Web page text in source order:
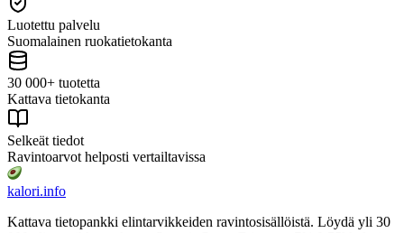
Luotettu palvelu
Suomalainen ruokatietokanta
30 000+ tuotetta
Kattava tietokanta
Selkeät tiedot
Ravintoarvot helposti vertailtavissa
kalori.info
Kattava tietopankki elintarvikkeiden ravintosisällöistä. Löydä yli 30